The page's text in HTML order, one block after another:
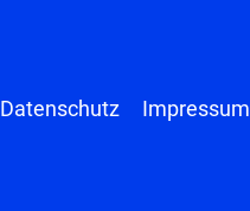
Datenschutz Impressum